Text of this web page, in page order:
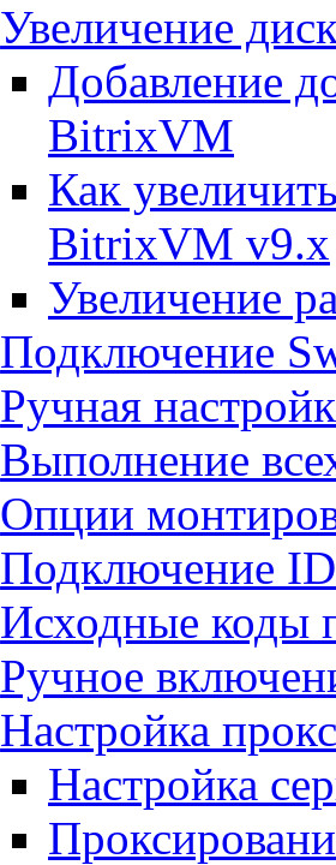
Увеличение
Добавление
BitrixVM
Как
BitrixVM v9.x
Увеличение
Подключение
Ручная
Выполнение
Опции
Подключение
Исходные коды
Ручное
Настройка
Настройка